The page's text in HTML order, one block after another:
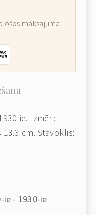
maksājuma
ie. Izmēri:
cm. Stāvoklis:
ie - 1930-ie